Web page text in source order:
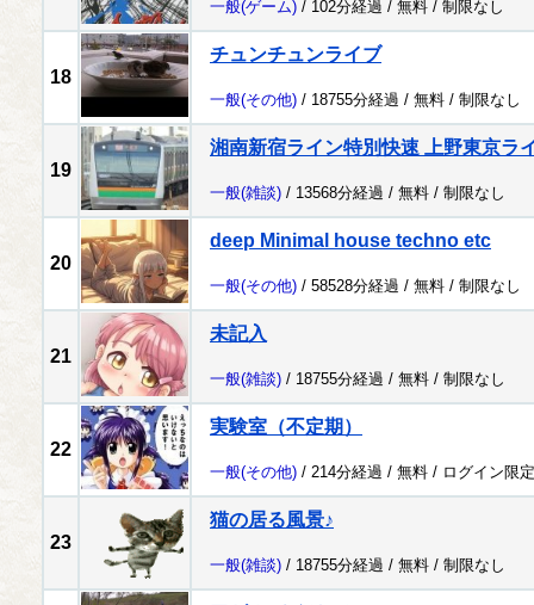
一般(ゲーム) / 102分経過 / 無料 / 制限なし
18
チュンチュンライブ
一般(その他) / 18755分経過 / 無料 / 制限なし
19
湘南新宿ライン特別快速 上野東京ラ
一般(雑談) / 13568分経過 / 無料 / 制限なし
20
deep Minimal house techno etc
一般(その他) / 58528分経過 / 無料 / 制限なし
21
未記入
一般(雑談) / 18755分経過 / 無料 / 制限なし
22
実験室（不定期）
一般(その他) / 214分経過 / 無料 / ログイン限定
23
猫の居る風景♪
一般(雑談) / 18755分経過 / 無料 / 制限なし